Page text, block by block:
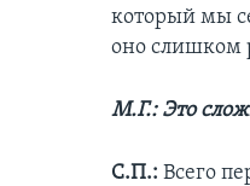
который мы
оно слишком
М.Г.: Это
С.П.:Всего